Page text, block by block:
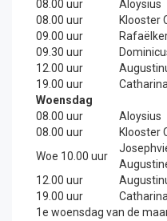
08.00 uur
Aloysius
08.00 uur
Klooster
09.00 uur
09.30 uur
12.00 uur
19.00 uur
Woensdag
08.00 uur
Aloysius
08.00 uur
Klooster
Woe 10.00 uur
12.00 uur
19.00 uur
1e woensdag van de